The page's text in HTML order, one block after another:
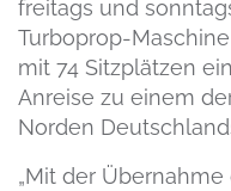
freitags und
Turboprop-
mit 74 Sitzplätzen
Anreise zu einem
Norden
„Mit der